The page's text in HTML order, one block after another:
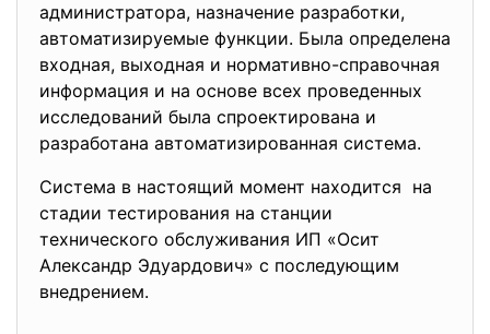
администратора, назначение разработки,
автоматизируемые функции. Была определена
входная, выходная и нормативно-справочная
информация и на основе всех проведенных
исследований была спроектирована и
разработана автоматизированная система.
Система в настоящий момент находится на
стадии тестирования на станции
технического обслуживания ИП «Осит
Александр Эдуардович» с последующим
внедрением.